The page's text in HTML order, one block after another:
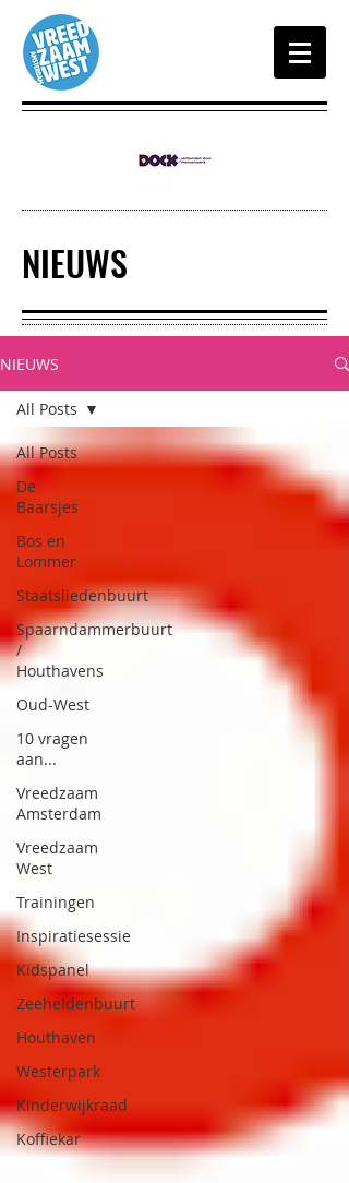
NIEUWS
NIEUWS
All Posts
De
Baarsjes
Bos en
Lommer
Staatsliedenbuurt
Spaarndammerbuurt
/
Houthavens
Oud-West
10 vragen
aan...
Vreedzaam
Amsterdam
Vreedzaam
West
Trainingen
Inspiratiesessie
Kidspanel
Zeeheldenbuurt
Houthaven
Westerpark
Kinderwijkraad
Koffiekar
All Posts